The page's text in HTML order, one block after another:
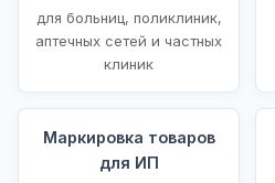
для больниц, поликлиник,
аптечных сетей и частных
клиник
Маркировка товаров
для ИП